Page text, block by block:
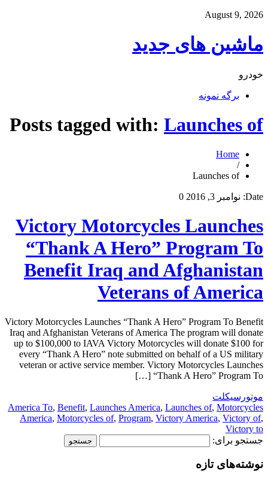
August 9, 2026
ماشین های جدید
خودرو
برگه نمونه
Posts tagged with: Launches of
Home
/
Launches of
Date: نوامبر 3, 2016 0
Victory Motorcycles Launches
“Thank A Hero” Program To
Benefit Iraq and Afghanistan
Veterans of America
Victory Motorcycles Launches “Thank A Hero” Program To Benefit
Iraq and Afghanistan Veterans of America The program will donate
up to $100,000 to IAVA Victory Motorcycles will donate $100 for
every “Thank A Hero” note submitted on behalf of a US military
veteran or active service member. Victory Motorcycles Launches
“Thank A Hero” Program To […]
موتورسیکلت
America To, Benefit, Launches America, Launches of, Motorcycles
America, Motorcycles of, Program, Victory America, Victory of,
Victory to
جستجو برای:
نوشته‌های تازه